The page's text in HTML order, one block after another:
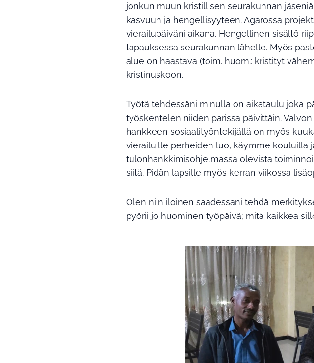
jonkun muun kristillisen seurakunnan
kasvuun ja hengellisyyteen. Agarossa
vierailupäiväni aikana. Hengellinen sisältö
tapauksessa seurakunnan lähelle. Myös
alue on haastava (toim. huom.: kristityt
kristinuskoon.
Työtä tehdessäni minulla on aikataulu joka
työskentelen niiden parissa päivittäin.
hankkeen sosiaalityöntekijällä on myös
vierailuille perheiden luo, käymme kouluilla
tulonhankkimisohjelmassa olevista
siitä. Pidän lapsille myös kerran viikossa
Olen niin iloinen saadessani tehdä
pyörii jo huominen työpäivä; mitä kaikkea